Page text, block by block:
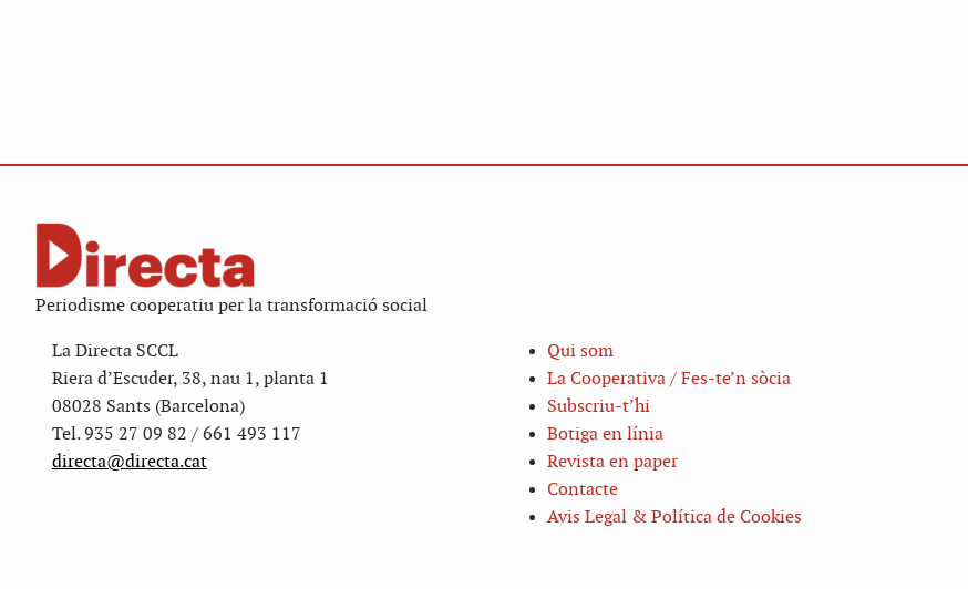
Periodisme cooperatiu per la transformació social
La Directa SCCL
Riera d’Escuder, 38, nau 1, planta 1
08028 Sants (Barcelona)
Tel. 935 27 09 82 / 661 493 117
directa@directa.cat
Qui som
La Cooperativa / Fes-te’n sòcia
Subscriu-t’hi
Botiga en línia
Revista en paper
Contacte
Avis Legal & Política de Cookies